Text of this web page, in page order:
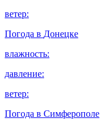
ветер:
Погода в Донецке
влажность:
давление:
ветер:
Погода в Симферополе